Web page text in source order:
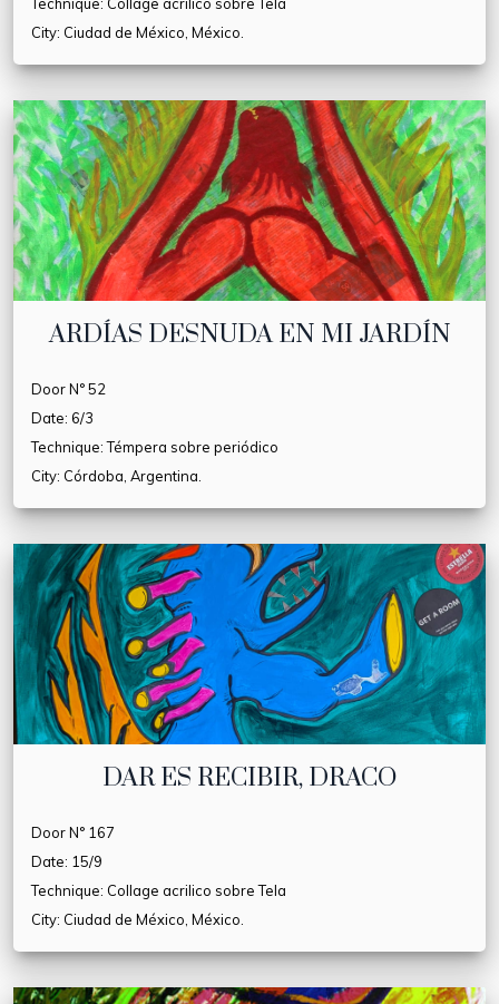
City: Ciudad de México, México.
ARDÍAS DESNUDA EN MI JARDÍN
Door N° 52
Date: 6/3
Technique: Témpera sobre periódico
City: Córdoba, Argentina.
DAR ES RECIBIR, DRACO
Door N° 167
Date: 15/9
Technique: Collage acrilico sobre Tela
City: Ciudad de México, México.